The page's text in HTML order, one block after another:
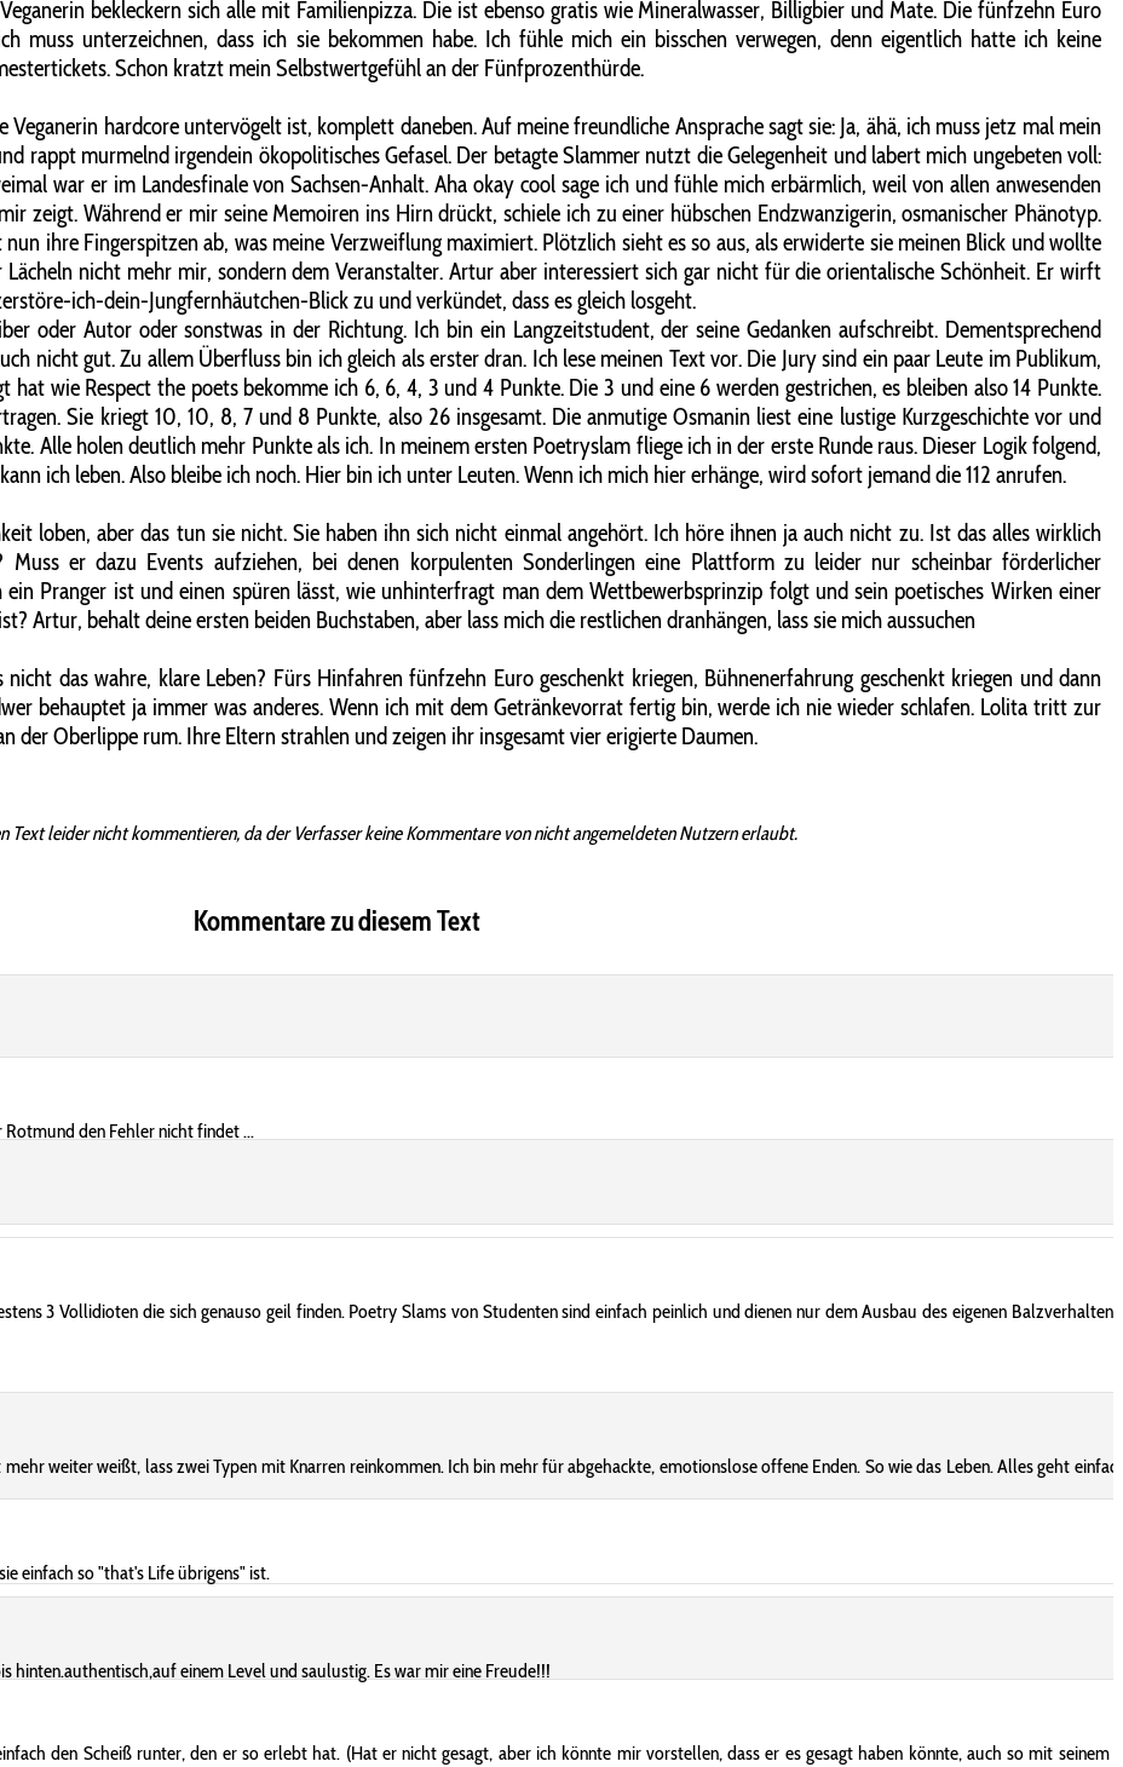
bekleckern sich alle mit Familienpizza. Die ist ebenso gratis wie Mineralwasser, Billigbier und Mate. Die fünfzehn Euro
unterzeichnen, dass ich sie bekommen habe. Ich fühle mich ein bisschen verwegen, denn eigentlich hatte ich keine
Schon kratzt mein Selbstwertgefühl an der Fünfprozenthürde.
hardcore untervögelt ist, komplett daneben. Auf meine freundliche Ansprache sagt sie: Ja, ähä, ich muss jetz mal mein
rappt murmelnd irgendein ökopolitisches Gefasel. Der betagte Slammer nutzt die Gelegenheit und labert mich ungebeten voll:
war er im Landesfinale von Sachsen-Anhalt. Aha okay cool sage ich und fühle mich erbärmlich, weil von allen anwesenden
zeigt. Während er mir seine Memoiren ins Hirn drückt, schiele ich zu einer hübschen Endzwanzigerin, osmanischer Phänotyp.
ihre Fingerspitzen ab, was meine Verzweiflung maximiert. Plötzlich sieht es so aus, als erwiderte sie meinen Blick und wollte
nicht mehr mir, sondern dem Veranstalter. Artur aber interessiert sich gar nicht für die orientalische Schönheit. Er wirft
ich-dein-Jungfernhäutchen-Blick zu und verkündet, dass es gleich losgeht.
oder Autor oder sonstwas in der Richtung. Ich bin ein Langzeitstudent, der seine Gedanken aufschreibt. Dementsprechend
nicht gut. Zu allem Überfluss bin ich gleich als erster dran. Ich lese meinen Text vor. Die Jury sind ein paar Leute im Publikum,
wie Respect the poets bekomme ich 6, 6, 4, 3 und 4 Punkte. Die 3 und eine 6 werden gestrichen, es bleiben also 14 Punkte.
Sie kriegt 10, 10, 8, 7 und 8 Punkte, also 26 insgesamt. Die anmutige Osmanin liest eine lustige Kurzgeschichte vor und
Alle holen deutlich mehr Punkte als ich. In meinem ersten Poetryslam fliege ich in der erste Runde raus. Dieser Logik folgend,
ich leben. Also bleibe ich noch. Hier bin ich unter Leuten. Wenn ich mich hier erhänge, wird sofort jemand die 112 anrufen.
loben, aber das tun sie nicht. Sie haben ihn sich nicht einmal angehört. Ich höre ihnen ja auch nicht zu. Ist das alles wirklich
er dazu Events aufziehen, bei denen korpulenten Sonderlingen eine Plattform zu leider nur scheinbar förderlicher
Pranger ist und einen spüren lässt, wie unhinterfragt man dem Wettbewerbsprinzip folgt und sein poetisches Wirken einer
Artur, behalt deine ersten beiden Buchstaben, aber lass mich die restlichen dranhängen, lass sie mich aussuchen
das wahre, klare Leben? Fürs Hinfahren fünfzehn Euro geschenkt kriegen, Bühnenerfahrung geschenkt kriegen und dann
behauptet ja immer was anderes. Wenn ich mit dem Getränkevorrat fertig bin, werde ich nie wieder schlafen. Lolita tritt zur
der Oberlippe rum. Ihre Eltern strahlen und zeigen ihr insgesamt vier erigierte Daumen.
Text leider nicht kommentieren, da der Verfasser keine Kommentare von nicht angemeldeten Nutzern erlaubt.
Kommentare zu diesem Text
den Fehler nicht findet ...
3 Vollidioten die sich genauso geil finden. Poetry Slams von Studenten sind einfach peinlich und dienen nur dem Ausbau des eigenen
weiter weißt, lass zwei Typen mit Knarren reinkommen. Ich bin mehr für abgehackte, emotionslose offene Enden. So wie das Leben. Alles geht
einfach so "that's Life übrigens" ist.
hinten.authentisch,auf einem Level und saulustig. Es war mir eine Freude!!!
den Scheiß runter, den er so erlebt hat. (Hat er nicht gesagt, aber ich könnte mir vorstellen, dass er es gesagt haben könnte, auch so mit seinem